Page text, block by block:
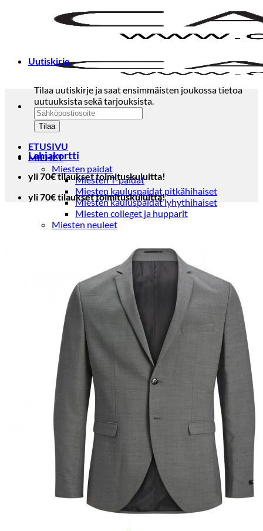
ETUSIVU
MIEHET
Miesten paidat
Miesten T-paidat
Miesten kauluspaidat pitkähihaiset
Miesten kauluspaidat lyhythihaiset
Miesten colleget ja hupparit
Miesten neuleet
Miesten neuletakit
Puvuntakit ja blazerit
Miesten housut
Miesten housut
Miesten farkut
Miesten collegehousut
Miesten shortsit
Miesten asusteet
Vyöt ja olkaimet
Solmiot, rusetit ja taskuliinat
Miesten päähineet, huivit ja käsineet
Miesten yöasut ja alusvaatteet
Miesten alusvaatteet
Miesten sukat
Miesten yöasut
Miesten aamutakit ja kylpytakit
Miesten takit
Miesten nahkatakit
Miesten kevät-ja syystakit
Miesten villakangastakit
Miesten talvitakit
Naisten paidat
Uutiskirje
Tilaa uutiskirje ja saat ensimmäisten joukossa tietoa
uutuuksista sekä tarjouksista.
Lahjakortti
yli 70€ tilaukset toimituskuluitta!
yli 70€ tilaukset toimituskuluitta!